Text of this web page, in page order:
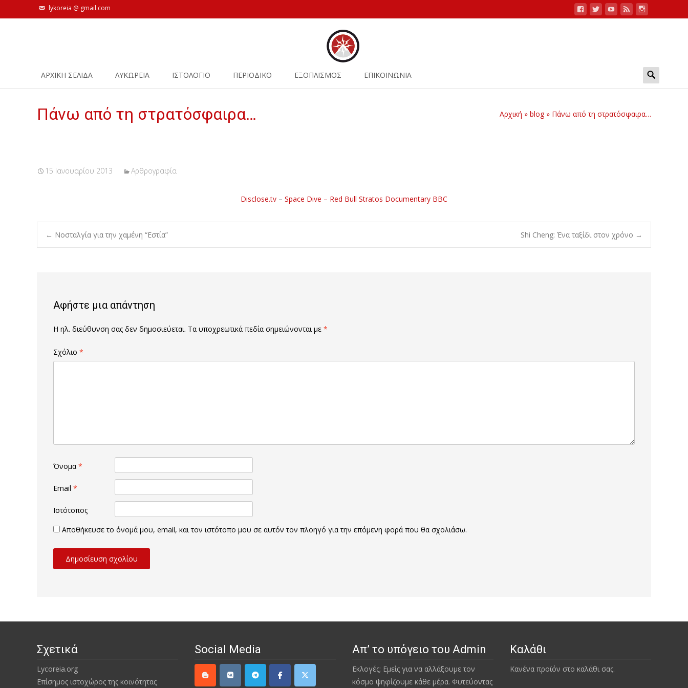
lykoreia @ gmail.com
ΑΡΧΙΚΗ ΣΕΛΙΔΑ ΛΥΚΩΡΕΙΑ ΙΣΤΟΛΌΓΙΟ ΠΕΡΙΟΔΙΚΟ ΕΞΟΠΛΙΣΜΟΣ ΕΠΙΚΟΙΝΩΝΙΑ
Search
for:
Πάνω από τη στρατόσφαιρα… Αρχική » blog » Πάνω από τη στρατόσφαιρα…
15 Ιανουαρίου 2013 Αρθρογραφία
Disclose.tv – Space Dive – Red Bull Stratos Documentary BBC
Post
← Νοσταλγία για την χαμένη “Εστία” Shi Cheng: Ένα ταξίδι στον χρόνο →
Αφήστε μια απάντηση
Η ηλ. διεύθυνση σας δεν δημοσιεύεται. Τα υποχρεωτικά πεδία σημειώνονται με *
Σχόλιο *
Όνομα *
Email *
Ιστότοπος
Αποθήκευσε το όνομά μου, email, και τον ιστότοπο μου σε αυτόν τον πλοηγό για την επόμενη φορά που θα σχολιάσω.
Σχετικά
Lycoreia.org
Επίσημος ιστοχώρος της κοινότητας
Social Media Απ’ το υπόγειο του Admin
Εκλογές; Εμείς για να αλλάξουμε τον
κόσμο ψηφίζουμε κάθε μέρα. Φυτεύοντας
Καλάθι
Κανένα προϊόν στο καλάθι σας.